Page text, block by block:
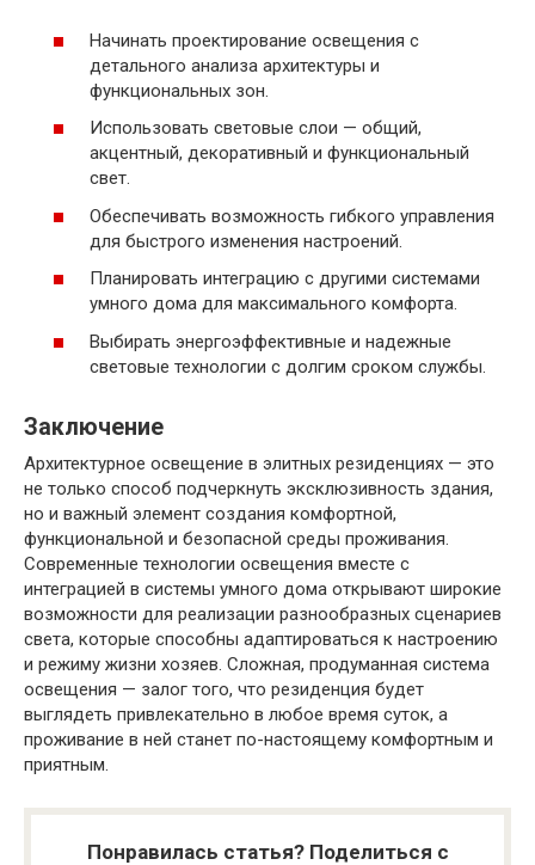
Начинать проектирование освещения с
детального анализа архитектуры и
функциональных зон.
Использовать световые слои — общий,
акцентный, декоративный и функциональный
свет.
Обеспечивать возможность гибкого управления
для быстрого изменения настроений.
Планировать интеграцию с другими системами
умного дома для максимального комфорта.
Выбирать энергоэффективные и надежные
световые технологии с долгим сроком службы.
Заключение
Архитектурное освещение в элитных резиденциях — это
не только способ подчеркнуть эксклюзивность здания,
но и важный элемент создания комфортной,
функциональной и безопасной среды проживания.
Современные технологии освещения вместе с
интеграцией в системы умного дома открывают широкие
возможности для реализации разнообразных сценариев
света, которые способны адаптироваться к настроению
и режиму жизни хозяев. Сложная, продуманная система
освещения — залог того, что резиденция будет
выглядеть привлекательно в любое время суток, а
проживание в ней станет по-настоящему комфортным и
приятным.
Понравилась статья? Поделиться с